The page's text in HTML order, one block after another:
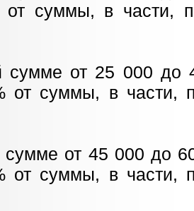
от суммы, в части,
от 25 000 до
от суммы, в части,
от 45 000 до
от суммы, в части,